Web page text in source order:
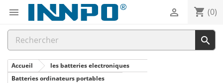
 shopping_cart (0)


Accueil
les batteries electroniques
Batteries ordinateurs portables